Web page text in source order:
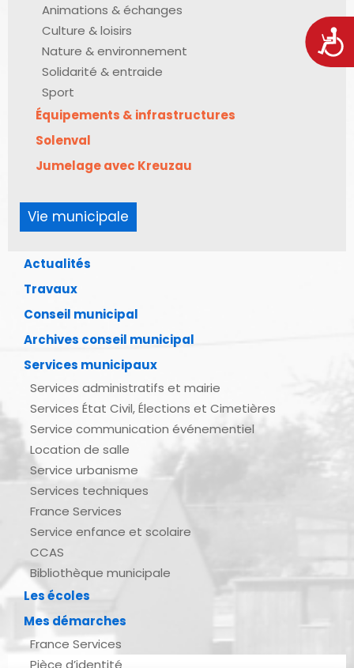
Animations & échanges
Culture & loisirs
Nature & environnement
Solidarité & entraide
Sport
Équipements & infrastructures
Solenval
Jumelage avec Kreuzau
Vie municipale
Actualités
Travaux
Conseil municipal
Archives conseil municipal
Services municipaux
Services administratifs et mairie
Services État Civil, Élections et Cimetières
Service communication événementiel
Location de salle
Service urbanisme
Services techniques
France Services
Service enfance et scolaire
CCAS
Bibliothèque municipale
Les écoles
Mes démarches
France Services
Pièce d’identité